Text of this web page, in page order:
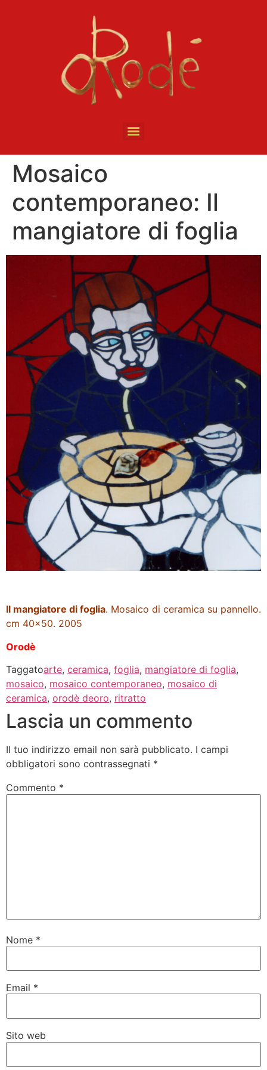
Mosaico
contemporaneo: Il
mangiatore di foglia
Il mangiatore di foglia. Mosaico di ceramica su pannello.
cm 40×50. 2005
Orodè
Taggatoarte, ceramica, foglia, mangiatore di foglia,
mosaico, mosaico contemporaneo, mosaico di
ceramica, orodè deoro, ritratto
Lascia un commento
Il tuo indirizzo email non sarà pubblicato. I campi
obbligatori sono contrassegnati *
Commento *
Nome *
Email *
Sito web